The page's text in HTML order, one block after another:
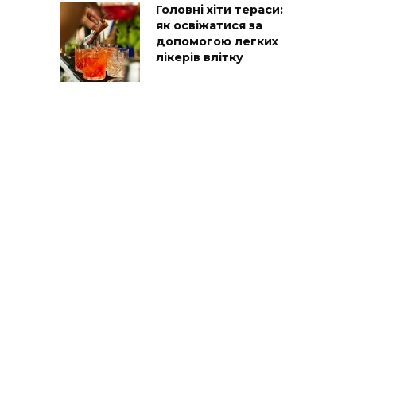
Головні хіти тераси:
як освіжатися за
допомогою легких
лікерів влітку